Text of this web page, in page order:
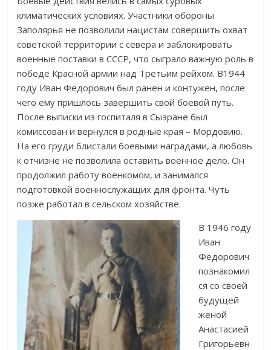
климатических условиях. Участники обороны
Заполярья не позволили нацистам совершить охват
советской территории с севера и заблокировать
военные поставки в СССР, что сыграло важную роль в
победе Красной армии над Третьим рейхом. В1944
году Иван Федорович был ранен и контужен, после
чего ему пришлось завершить свой боевой путь.
После выписки из госпиталя в Сызране был
комиссован и вернулся в родные края – Мордовию.
На его груди блистали боевыми наградами, а любовь
к отчизне не позволила оставить военное дело. Он
продолжил работу военкомом, и занимался
подготовкой военнослужащих для фронта. Чуть
позже работал в сельском хозяйстве.
В 1946 году
Иван
Фёдорович
познакомил
ся со своей
будущей
женой
Анастасией
Григорьевн